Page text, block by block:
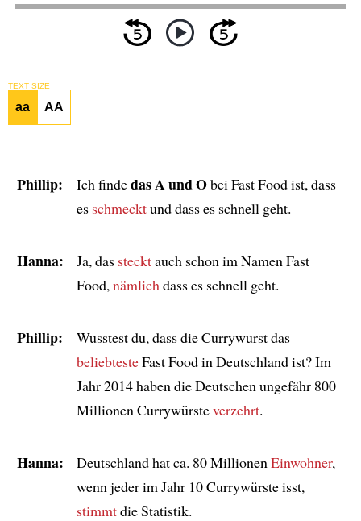
TEXT SIZE
aa AA
Phillip: Ich findedas A und Obei Fast Food ist, dass
es schmecktund dass es schnell geht.
Hanna: Ja, das stecktauch schon im Namen Fast
Food, nämlich dass es schnell geht.
Phillip:
Wusstest du, dass die Currywurst das
beliebtesteFast Food in Deutschland ist? Im
Jahr 2014 haben die Deutschen ungefähr 800
Millionen Currywürsteverzehrt.
Hanna: Deutschland hat ca. 80 Millionen Einwohner,
wenn jeder im Jahr 10 Currywürste isst,
stimmtdie Statistik.